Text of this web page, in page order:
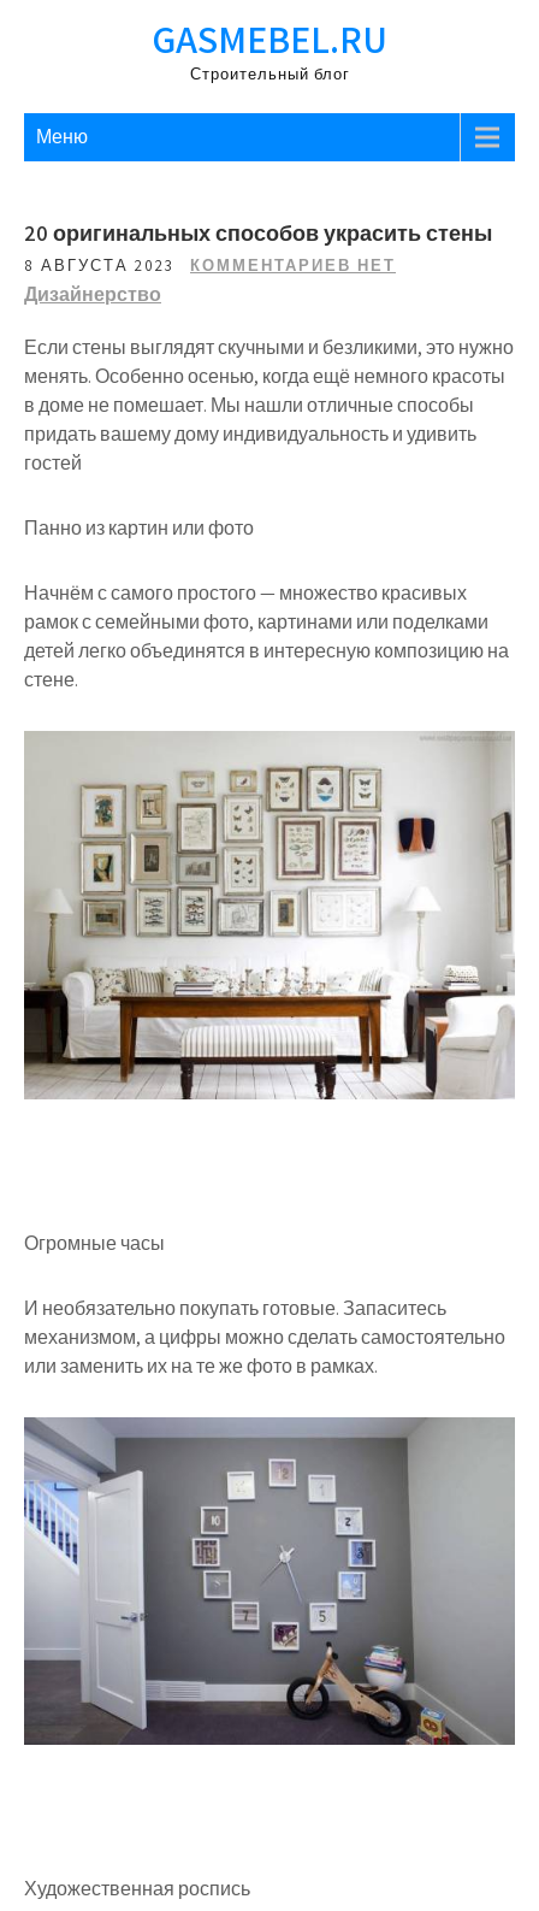
GASMEBEL.RU
Строительный блог
Меню
20 оригинальных способов украсить стены
8 АВГУСТА 2023 КОММЕНТАРИЕВ НЕТ
Дизайнерство
Если стены выглядят скучными и безликими, это нужно
менять. Особенно осенью, когда ещё немного красоты
в доме не помешает. Мы нашли отличные способы
придать вашему дому индивидуальность и удивить
гостей
Панно из картин или фото
Начнём с самого простого — множество красивых
рамок с семейными фото, картинами или поделками
детей легко объединятся в интересную композицию на
стене.
Огромные часы
И необязательно покупать готовые. Запаситесь
механизмом, а цифры можно сделать самостоятельно
или заменить их на те же фото в рамках.
Художественная роспись